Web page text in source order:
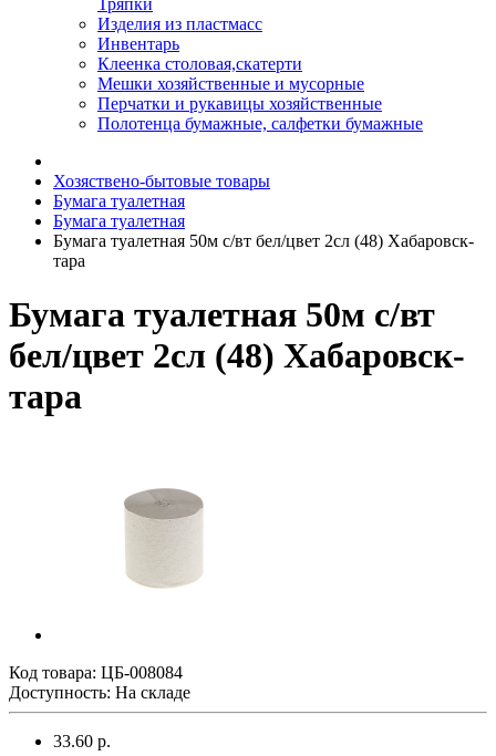
Тряпки
Изделия из пластмасс
Инвентарь
Клеенка столовая,скатерти
Мешки хозяйственные и мусорные
Перчатки и рукавицы хозяйственные
Полотенца бумажные, салфетки бумажные
Хозяствено-бытовые товары
Бумага туалетная
Бумага туалетная
Бумага туалетная 50м с/вт бел/цвет 2сл (48) Хабаровск-
тара
Бумага туалетная 50м с/вт
бел/цвет 2сл (48) Хабаровск-
тара
Код товара: ЦБ-008084
Доступность: На складе
33.60 р.